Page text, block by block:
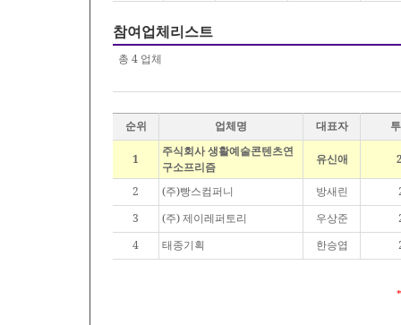
참여업체리스트
총 4 업체
순위 업체명 대표자
1
주식회사 생활예술콘텐츠연
구소프리즘
유신애
2 (주)빵스컴퍼니 방새린
3
(주) 제이레퍼토리 우상준
4
태종기획 한승엽